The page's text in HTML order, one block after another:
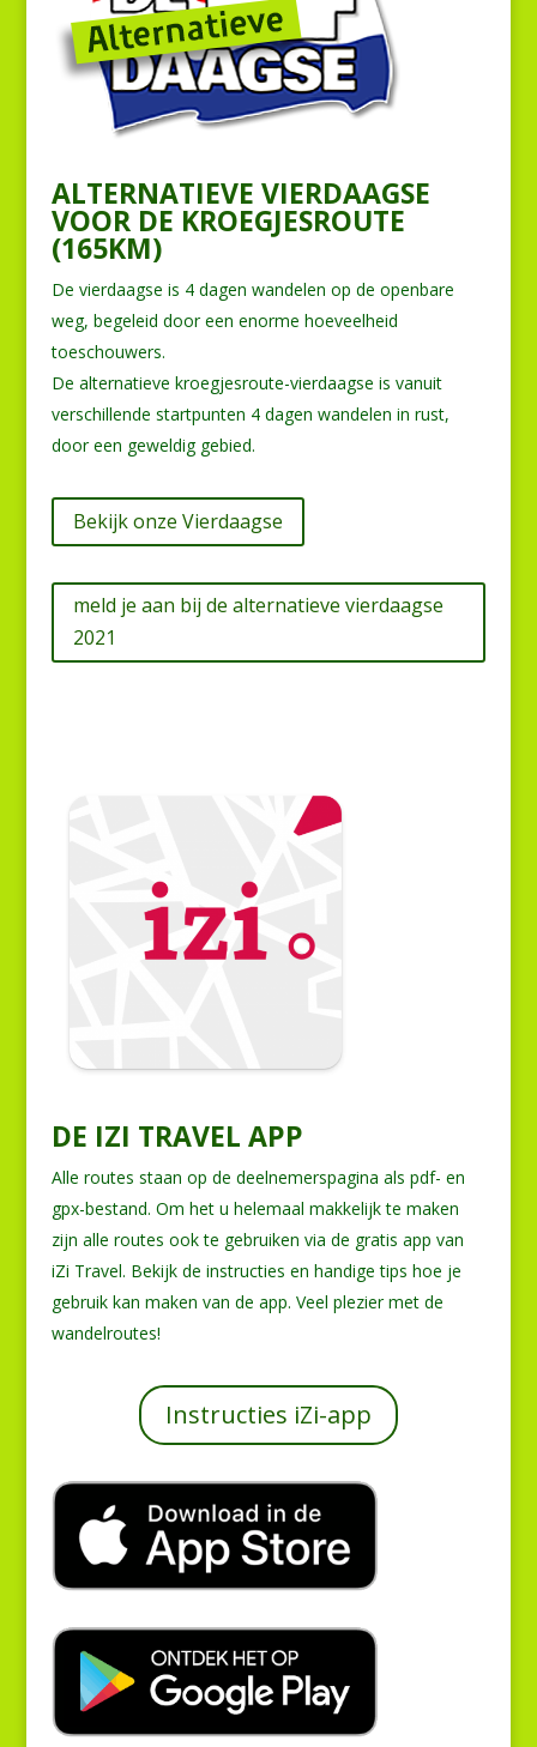
ALTERNATIEVE VIERDAAGSE
VOOR DE KROEGJESROUTE
(165KM)
De vierdaagse is 4 dagen wandelen op de openbare
weg, begeleid door een enorme hoeveelheid
toeschouwers.
De alternatieve kroegjesroute-vierdaagse is vanuit
verschillende startpunten 4 dagen wandelen in rust,
door een geweldig gebied.
Bekijk onze Vierdaagse
meld je aan bij de alternatieve vierdaagse
2021
DE IZI TRAVEL APP
Alle routes staan op de deelnemerspagina als pdf- en
gpx-bestand. Om het u helemaal makkelijk te maken
zijn alle routes ook te gebruiken via de gratis app van
iZi Travel. Bekijk de instructies en handige tips hoe je
gebruik kan maken van de app. Veel plezier met de
wandelroutes!
Instructies iZi-app